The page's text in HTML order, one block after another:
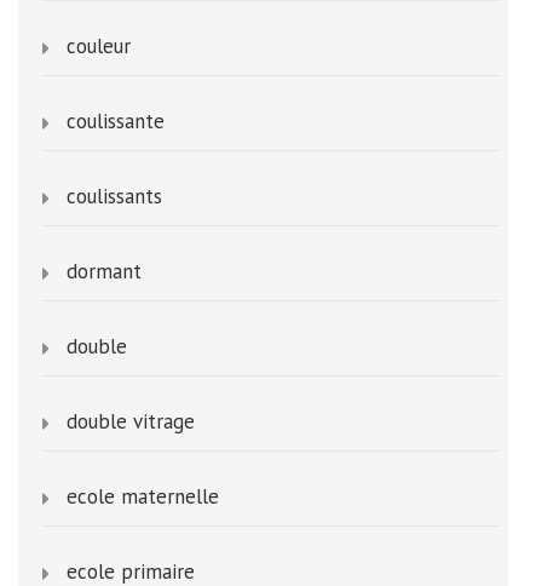
couleur
coulissante
coulissants
dormant
double
double vitrage
ecole maternelle
ecole primaire